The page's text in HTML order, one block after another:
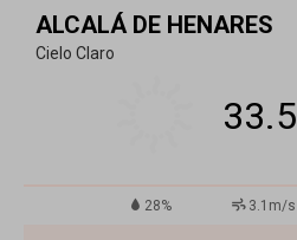
ALCALÁ DE HENARES
Cielo Claro
33.5
28% 3.1m/s